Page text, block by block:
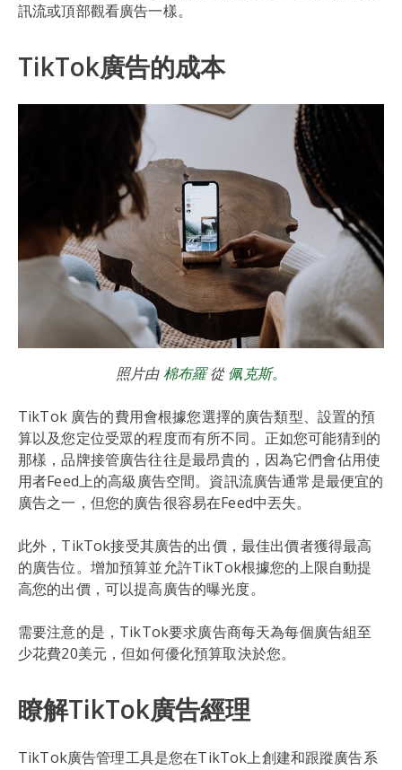
訊流或頂部觀看廣告一樣。
TikTok廣告的成本
照片由棉布羅從佩克斯。
TikTok 廣告的費用會根據您選擇的廣告類型、設置的預
算以及您定位受眾的程度而有所不同。正如您可能猜到的
那樣，品牌接管廣告往往是最昂貴的，因為它們會佔用使
用者Feed上的高級廣告空間。資訊流廣告通常是最便宜的
廣告之一，但您的廣告很容易在Feed中丟失。
此外，TikTok接受其廣告的出價，最佳出價者獲得最高
的廣告位。增加預算並允許TikTok根據您的上限自動提
高您的出價，可以提高廣告的曝光度。
需要注意的是，TikTok要求廣告商每天為每個廣告組至
少花費20美元，但如何優化預算取決於您。
瞭解TikTok廣告經理
TikTok廣告管理工具是您在TikTok上創建和跟蹤廣告系